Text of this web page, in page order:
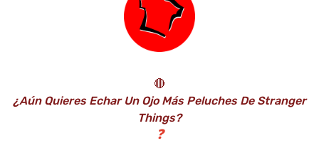
🔴
¿Aún Quieres Echar Un Ojo Más Peluches De Stranger
Things?
❓